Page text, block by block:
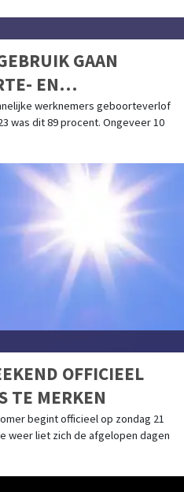
GAAN
EN
werknemers geboorteverlof
was dit 89 procent. Ongeveer 10
OFFICIEEL
TE MERKEN
begint officieel op zondag 21
weer liet zich de afgelopen dagen